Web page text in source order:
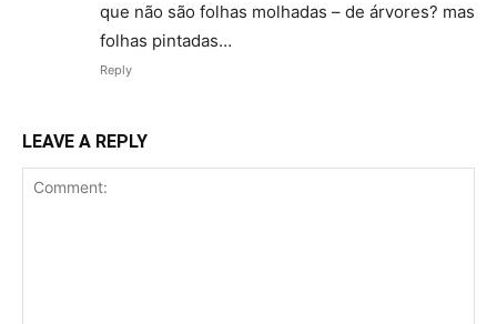
que não são folhas molhadas – de árvores? mas
folhas pintadas…
Reply
LEAVE A REPLY